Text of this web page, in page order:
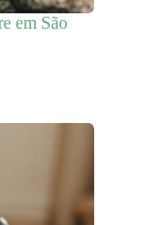
em São